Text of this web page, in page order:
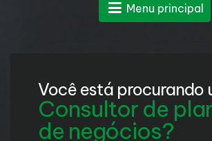
Menu principal
Você está procurando
Consultor de
de negócios?